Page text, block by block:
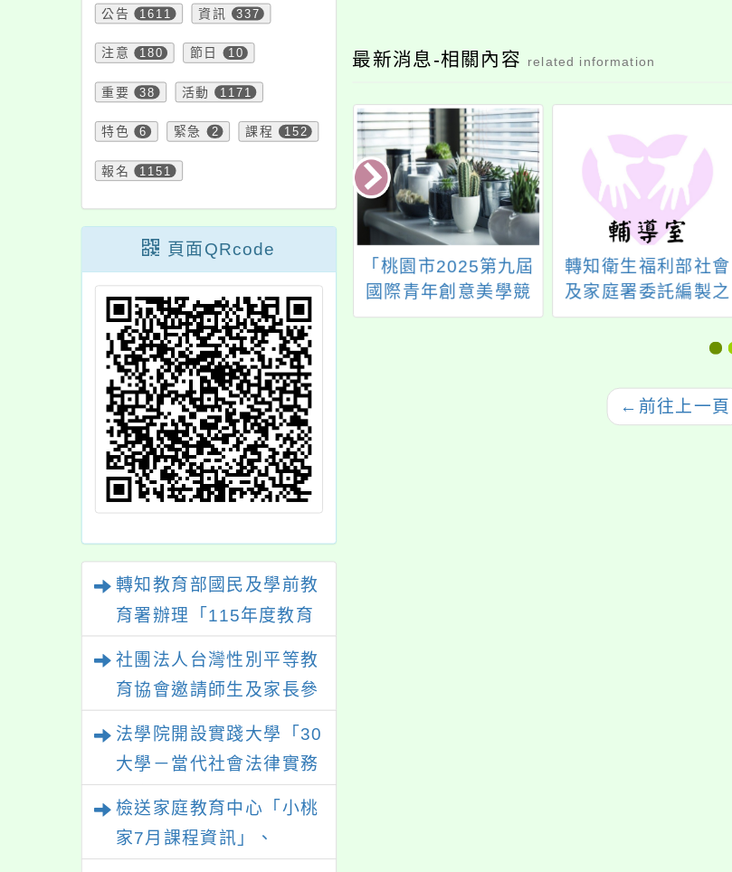
公告 1611 資訊 337
注意 180 節日 10
重要 38 活動 1171
特色 6 緊急 2 課程 152
報名 1151
頁面QRcode
轉知教育部國民及學前教
育署辦理「115年度教育
案， 請鼓勵校內教師踴
躍提出申請，請查照。
社團法人台灣性別平等教
育協會邀請師生及家長參
法學院開設實踐大學「30
大學－當代社會法律實務
檢送家庭教育中心「小桃
家7月課程資訊」、
最新消息-相關內容 related information
五)晚上6:30辦
學期親師座談
迎本校學生家
桃園天文嘉年華－國
中學生一日大學參
訪」活動
「桃園市2025第九屆
國際青年創意美學競
賽」競賽簡章及宣傳
轉知衛生福利部社會
及家庭署委託編製之
「兒少反歧視案例彙
編」一案，歡迎推廣
← 前往上一頁